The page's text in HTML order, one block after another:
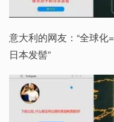
意大利的网友：“全球
日本发髻”